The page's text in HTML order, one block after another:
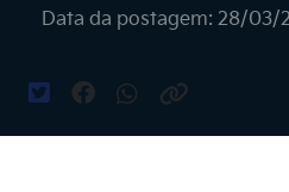
Data da postagem: 28/03/